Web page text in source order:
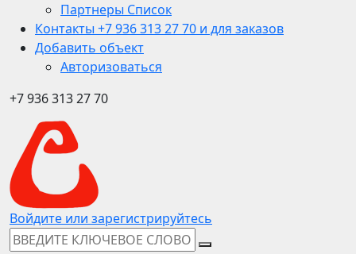
Партнеры Список
Контакты +7 936 313 27 70 и для заказов
Добавить объект
Авторизоваться
+7 936 313 27 70
Войдите или зарегистрируйтесь